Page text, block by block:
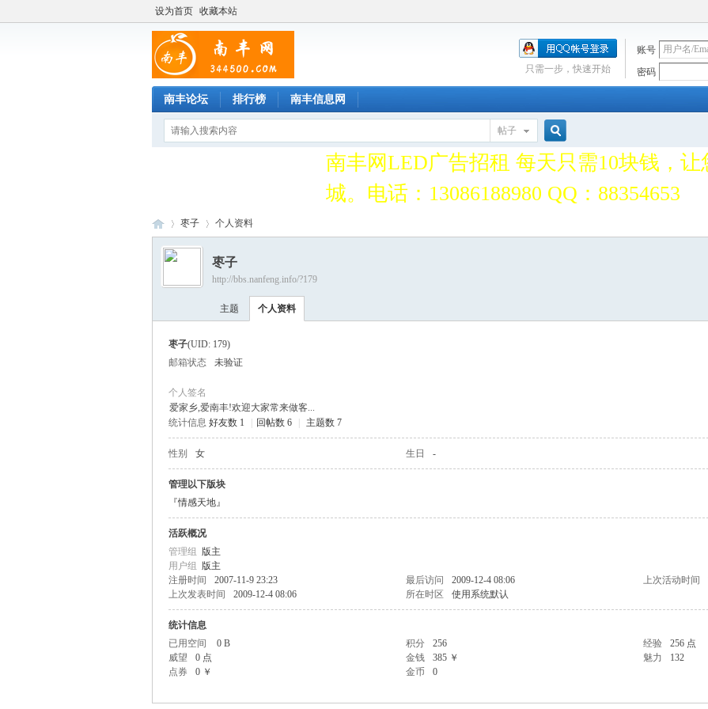
设为首页 收藏本站
账号
密码
只需一步，快速开始
南丰论坛 排行榜 南丰信息网
帖子
搜
南丰114行业便民信息服务站，真正免费
事业单位均免费收录，欢迎申请加入。
南丰网LED广告招租 每天只需10块钱，
城。电话：13086188980 QQ：88354653
南丰网LED广告招租 每天只需10块钱，
城。电话：13086188980 QQ：88354653
›
枣子
›
个人资料
枣子
http://bbs.nanfeng.info/?179
主题 个人资料
枣子(UID: 179)
邮箱状态
未验证
个人签名
爱家乡,爱南丰!欢迎大家常来做客...
统计信息 好友数 1 回帖数 6 主题数 7
性别 女 生日 -
管理以下版块
『情感天地』
活跃概况
管理组 版主
用户组 版主
注册时间
2007-11-9 23:23 最后访问 2009-12-4 08:06 上次活动时间
上次发表时间
2009-12-4 08:06 所在时区 使用系统默认
统计信息
已用空间
0 B 积分 256 经验
256 点
威望
0 点 金钱 385 ￥ 魅力
132
点券
0 ￥ 金币 0